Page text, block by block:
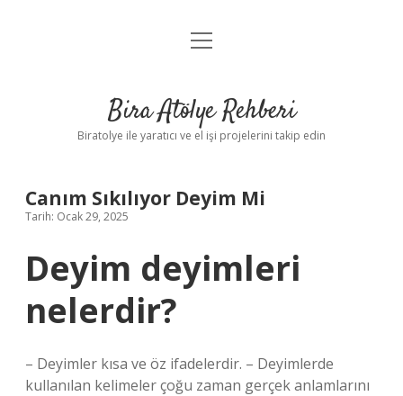
Anasayfa
Yasal Uyarı
menüyü
Bira Atölye Rehberi
Biratolye ile yaratıcı ve el işi projelerini takip edin
Canım Sıkılıyor Deyim Mi
Tarih: Ocak 29, 2025
Deyim deyimleri
nelerdir?
– Deyimler kısa ve öz ifadelerdir. – Deyimlerde
kullanılan kelimeler çoğu zaman gerçek anlamlarını